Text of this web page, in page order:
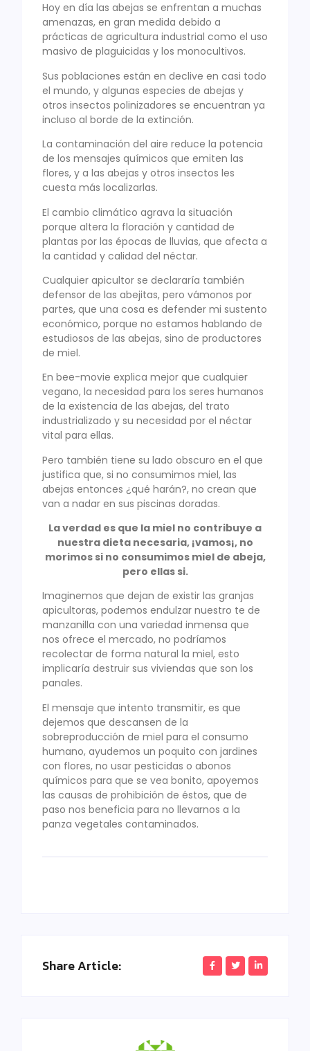
Hoy en día las abejas se enfrentan a muchas
amenazas, en gran medida debido a
prácticas de agricultura industrial como el uso
masivo de plaguicidas y los monocultivos.
Sus poblaciones están en declive en casi todo
el mundo, y algunas especies de abejas y
otros insectos polinizadores se encuentran ya
incluso al borde de la extinción.
La contaminación del aire reduce la potencia
de los mensajes químicos que emiten las
flores, y a las abejas y otros insectos les
cuesta más localizarlas.
El cambio climático agrava la situación
porque altera la floración y cantidad de
plantas por las épocas de lluvias, que afecta a
la cantidad y calidad del néctar.
Cualquier apicultor se declararía también
defensor de las abejitas, pero vámonos por
partes, que una cosa es defender mi sustento
económico, porque no estamos hablando de
estudiosos de las abejas, sino de productores
de miel.
En bee-movie explica mejor que cualquier
vegano, la necesidad para los seres humanos
de la existencia de las abejas, del trato
industrializado y su necesidad por el néctar
vital para ellas.
Pero también tiene su lado obscuro en el que
justifica que, si no consumimos miel, las
abejas entonces ¿qué harán?, no crean que
van a nadar en sus piscinas doradas.
La verdad es que la miel no contribuye a
nuestra dieta necesaria, ¡vamos¡, no
morimos si no consumimos miel de abeja,
pero ellas si.
Imaginemos que dejan de existir las granjas
apicultoras, podemos endulzar nuestro te de
manzanilla con una variedad inmensa que
nos ofrece el mercado, no podríamos
recolectar de forma natural la miel, esto
implicaría destruir sus viviendas que son los
panales.
El mensaje que intento transmitir, es que
dejemos que descansen de la
sobreproducción de miel para el consumo
humano, ayudemos un poquito con jardines
con flores, no usar pesticidas o abonos
químicos para que se vea bonito, apoyemos
las causas de prohibición de éstos, que de
paso nos beneficia para no llevarnos a la
panza vegetales contaminados.
Share Article: